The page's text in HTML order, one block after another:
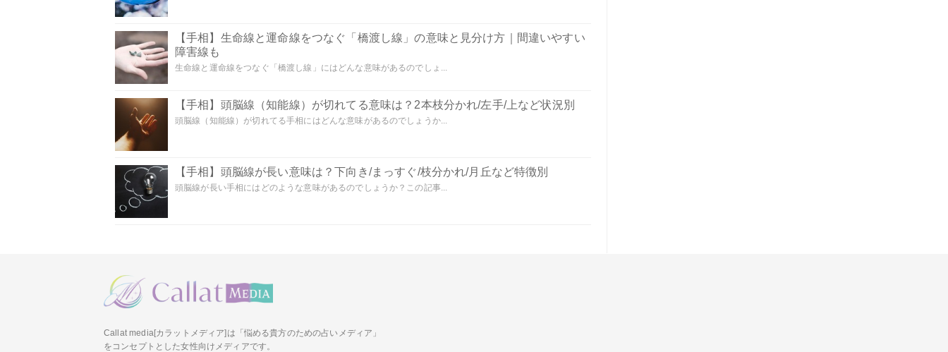
【手相】生命線と運命線をつなぐ「橋渡し線」の意味と見分け方｜間違いやすい
障害線も
生命線と運命線をつなぐ「橋渡し線」にはどんな意味があるのでしょ...
【手相】頭脳線（知能線）が切れてる意味は？2本枝分かれ/左手/上など状況別
頭脳線（知能線）が切れてる手相にはどんな意味があるのでしょうか...
【手相】頭脳線が長い意味は？下向き/まっすぐ/枝分かれ/月丘など特徴別
頭脳線が長い手相にはどのような意味があるのでしょうか？この記事...
Callat media[カラットメディア]は「悩める貴方のための占いメディア」
をコンセプトとした女性向けメディアです。